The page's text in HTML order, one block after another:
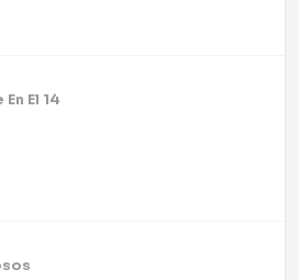
En El 14